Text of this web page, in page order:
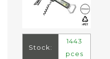
Stock:
1443
pces